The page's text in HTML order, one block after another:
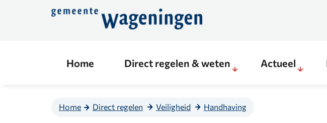
Home Direct regelen & weten
Direct
Actueel
Home Direct regelen Veiligheid Handhaving